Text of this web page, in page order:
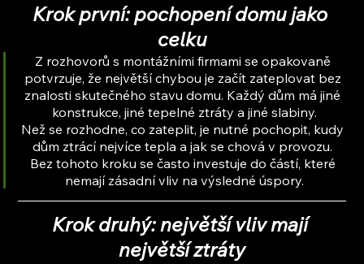
Krok první: pochopení domu jako
celku
Z rozhovorů s montážními firmami se opakovaně
potvrzuje, že největší chybou je začít zateplovat bez
znalosti skutečného stavu domu. Každý dům má jiné
konstrukce, jiné tepelné ztráty a jiné slabiny.
Než se rozhodne, co zateplit, je nutné pochopit, kudy
dům ztrácí nejvíce tepla a jak se chová v provozu.
Bez tohoto kroku se často investuje do částí, které
nemají zásadní vliv na výsledné úspory.
Krok druhý: největší vliv mají
největší ztráty